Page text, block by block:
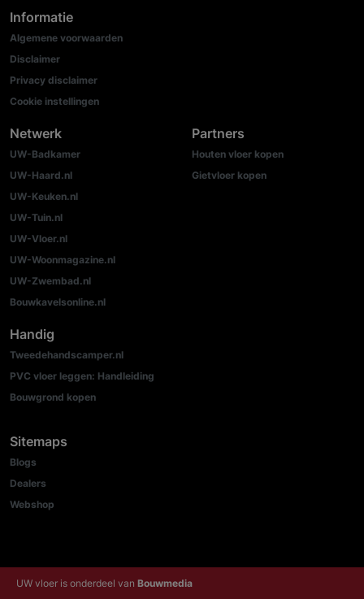
Informatie
Algemene voorwaarden
Disclaimer
Privacy disclaimer
Cookie instellingen
Netwerk
UW-Badkamer
UW-Haard.nl
UW-Keuken.nl
UW-Tuin.nl
UW-Vloer.nl
UW-Woonmagazine.nl
UW-Zwembad.nl
Bouwkavelsonline.nl
Partners
Houten vloer kopen
Gietvloer kopen
Handig
Tweedehandscamper.nl
PVC vloer leggen: Handleiding
Bouwgrond kopen
Sitemaps
Blogs
Dealers
Webshop
UW vloer is onderdeel van Bouwmedia